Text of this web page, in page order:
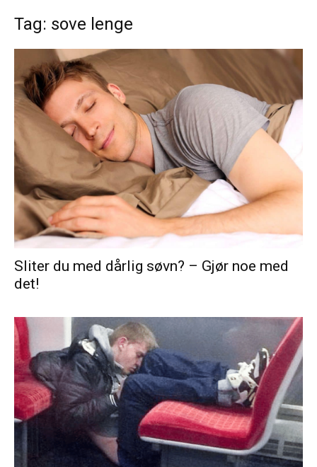
Tag: sove lenge
Sliter du med dårlig søvn? – Gjør noe med
det!